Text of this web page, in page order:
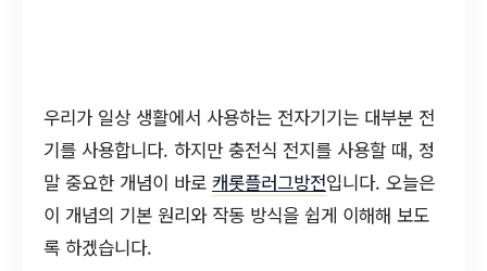
우리가 일상 생활에서 사용하는 전자기기는 대부분 전
기를 사용합니다. 하지만 충전식 전지를 사용할 때, 정
말 중요한 개념이 바로 캐롯플러그방전입니다. 오늘은
이 개념의 기본 원리와 작동 방식을 쉽게 이해해 보도
록 하겠습니다.